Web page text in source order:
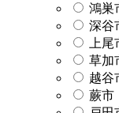
鴻巣
深谷
上尾
草加
越谷
蕨市